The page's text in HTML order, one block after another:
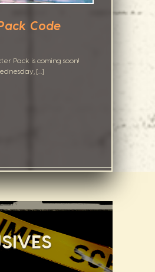
Code
Pack is coming soon!
[…]